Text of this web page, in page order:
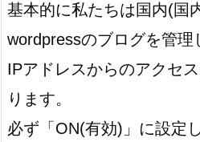
基本的に私たちは国内(国
wordpressのブログを管
IPアドレスからのアクセ
ります。
必ず「ON(有効)」に設定